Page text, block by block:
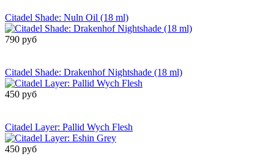
Citadel Shade: Nuln Oil (18 ml)
790 руб
Citadel Shade: Drakenhof Nightshade (18 ml)
450 руб
Citadel Layer: Pallid Wych Flesh
450 руб